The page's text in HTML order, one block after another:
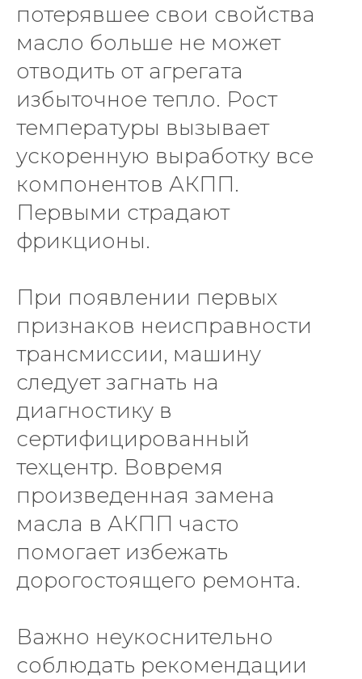
потерявшее свои свойства
масло больше не может
отводить от агрегата
избыточное тепло. Рост
температуры вызывает
ускоренную выработку все
компонентов АКПП.
Первыми страдают
фрикционы.
При появлении первых
признаков неисправности
трансмиссии, машину
следует загнать на
диагностику в
сертифицированный
техцентр. Вовремя
произведенная замена
масла в АКПП часто
помогает избежать
дорогостоящего ремонта.
Важно неукоснительно
соблюдать рекомендации